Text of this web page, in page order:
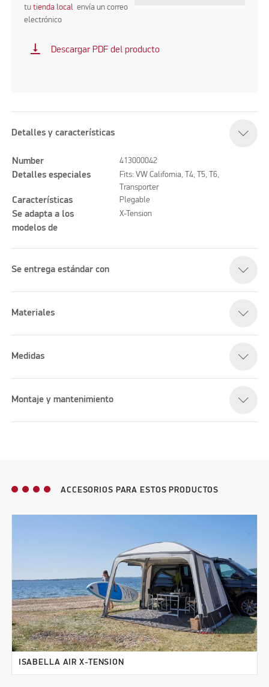
tutienda localenvía un correo
electrónico
vertical_align_bottom Descargar PDF del producto
Detalles y características
Number 413000042
Detalles especiales
Fits: VW California, T4, T5, T6,
Transporter
Características Plegable
Se adapta a los
modelos de
X-Tension
Se entrega estándar con
Materiales
Medidas
Montaje y mantenimiento
ACCESORIOS PARA ESTOS PRODUCTOS
ISABELLA AIR X-TENSION